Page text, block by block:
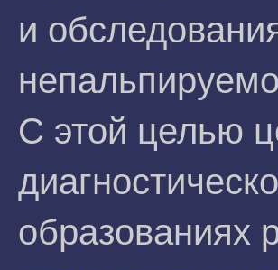
и
С этой целью
образованиях